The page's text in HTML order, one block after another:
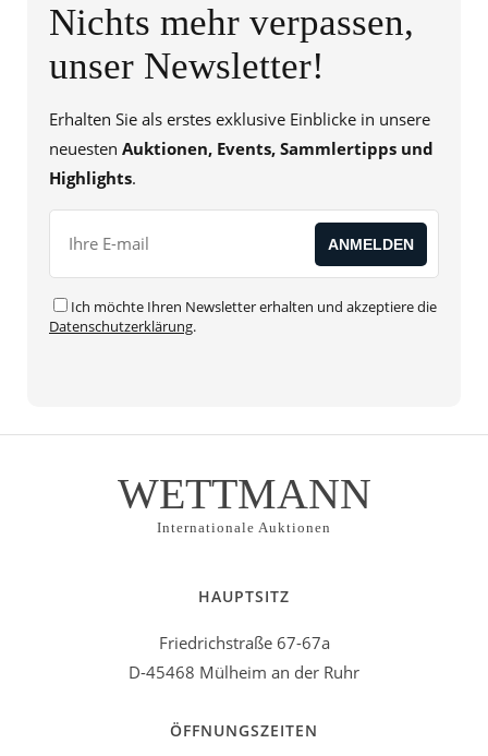
Nichts mehr verpassen,
unser Newsletter!
Erhalten Sie als erstes exklusive Einblicke in unsere
neuesten Auktionen, Events, Sammlertipps und
Highlights.
Ich möchte Ihren Newsletter erhalten und akzeptiere die
Datenschutzerklärung.
WETTMANN
Internationale Auktionen
HAUPTSITZ
Friedrichstraße 67-67a
D-45468 Mülheim an der Ruhr
ÖFFNUNGSZEITEN